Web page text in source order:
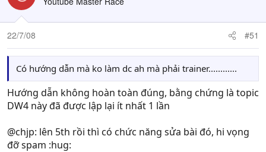
22/7/08 #51
Có hướng dẫn mà ko làm dc ah mà phải trainer............
Hướng dẫn không hoàn toàn đúng, bằng chứng là topic
DW4 này đã được lập lại ít nhất 1 lần
@chjp: lên 5th rồi thì có chức năng sửa bài đó, hi vọng
đỡ spam :hug: